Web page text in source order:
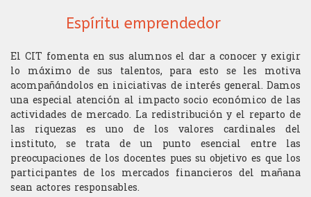
Espíritu emprendedor
El CIT fomenta en sus alumnos el dar a conocer y exigir
lo máximo de sus talentos, para esto se les motiva
acompañándolos en iniciativas de interés general. Damos
una especial atención al impacto socio económico de las
actividades de mercado. La redistribución y el reparto de
las riquezas es uno de los valores cardinales del
instituto, se trata de un punto esencial entre las
preocupaciones de los docentes pues su objetivo es que los
participantes de los mercados financieros del mañana
sean actores responsables.